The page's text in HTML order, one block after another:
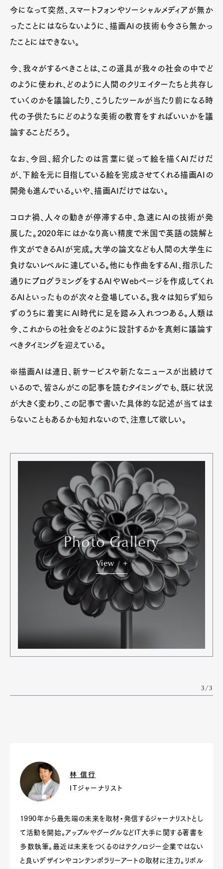
今になって突然、スマートフォンやソーシャルメディアが無か
ったことにはならないように、描画AIの技術も今さら無かっ
たことにはできない。
今、我々がするべきことは、この道具が我々の社会の中でど
のように使われ、どのように人間のクリエイターたちと共存し
ていくのかを議論したり、こうしたツールが当たり前になる時
代の子供たちにどのような美術の教育をすればいいかを議
論することだろう。
なお、今回、紹介したのは言葉に従って絵を描くAIだけだ
が、下絵を元に目指している絵を完成させてくれる描画AIの
開発も進んでいる。いや、描画AIだけではない。
コロナ禍、人々の動きが停滞する中、急速にAIの技術が発
展した。2020年にはかなり高い精度で米国で英語の読解と
作文ができるAIが完成。大学の論文なども人間の大学生に
負けないレベルに達している。他にも作曲をするAI、指示した
通りにプログラミングをするAIやWebページを作成してくれ
るAIといったものが次々と登場している。我々は知らず知ら
ずのうちに着実にAI時代に足を踏み入れつつある。人類は
今、これからの社会をどのように設計するかを真剣に議論す
べきタイミングを迎えている。
※描画AIは連日、新サービスや新たなニュースが出続けて
いるので、皆さんがこの記事を読むタイミングでも、既に状況
が大きく変わり、この記事で書いた具体的な記述が当てはま
らないこともあるかも知れないので、注意して欲しい。
Photo Gallery
View
3/3
林 信行
ITジャーナリスト
1990年から最先端の未来を取材・発信するジャーナリストとし
て活動を開始。アップルやグーグルなどIT大手に関する著書を
多数執筆。最近は未来をつくるのはテクノロジー企業ではない
と良いデザインやコンテンポラリーアートの取材に注力。リボル